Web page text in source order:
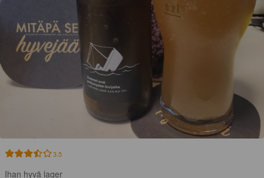
3.5
Ihan hyvä lager